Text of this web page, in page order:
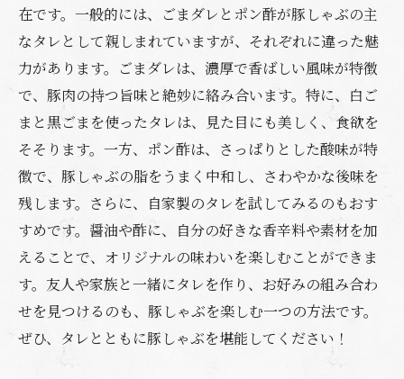
在です。一般的には、ごまダレとポン酢が豚しゃぶの主
なタレとして親しまれていますが、それぞれに違った魅
力があります。ごまダレは、濃厚で香ばしい風味が特徴
で、豚肉の持つ旨味と絶妙に絡み合います。特に、白ご
まと黒ごまを使ったタレは、見た目にも美しく、食欲を
そそります。一方、ポン酢は、さっぱりとした酸味が特
徴で、豚しゃぶの脂をうまく中和し、さわやかな後味を
残します。さらに、自家製のタレを試してみるのもおす
すめです。醤油や酢に、自分の好きな香辛料や素材を加
えることで、オリジナルの味わいを楽しむことができま
す。友人や家族と一緒にタレを作り、お好みの組み合わ
せを見つけるのも、豚しゃぶを楽しむ一つの方法です。
ぜひ、タレとともに豚しゃぶを堪能してください！